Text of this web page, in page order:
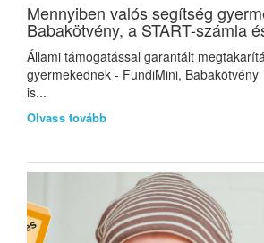
Mennyiben valós segítség
Babakötvény, a START-számla
Állami támogatással garantált
gyermekednek - FundiMini,
is...
Olvass tovább